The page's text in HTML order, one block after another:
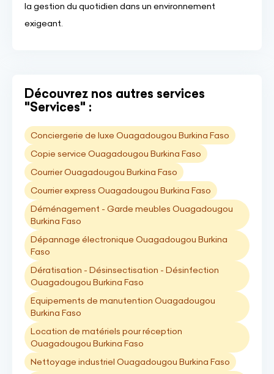
la gestion du quotidien dans un environnement
exigeant.
Découvrez nos autres services
"Services" :
Conciergerie de luxe Ouagadougou Burkina Faso
Copie service Ouagadougou Burkina Faso
Courrier Ouagadougou Burkina Faso
Courrier express Ouagadougou Burkina Faso
Déménagement - Garde meubles Ouagadougou
Burkina Faso
Dépannage électronique Ouagadougou Burkina
Faso
Dératisation - Désinsectisation - Désinfection
Ouagadougou Burkina Faso
Equipements de manutention Ouagadougou
Burkina Faso
Location de matériels pour réception
Ouagadougou Burkina Faso
Nettoyage industriel Ouagadougou Burkina Faso